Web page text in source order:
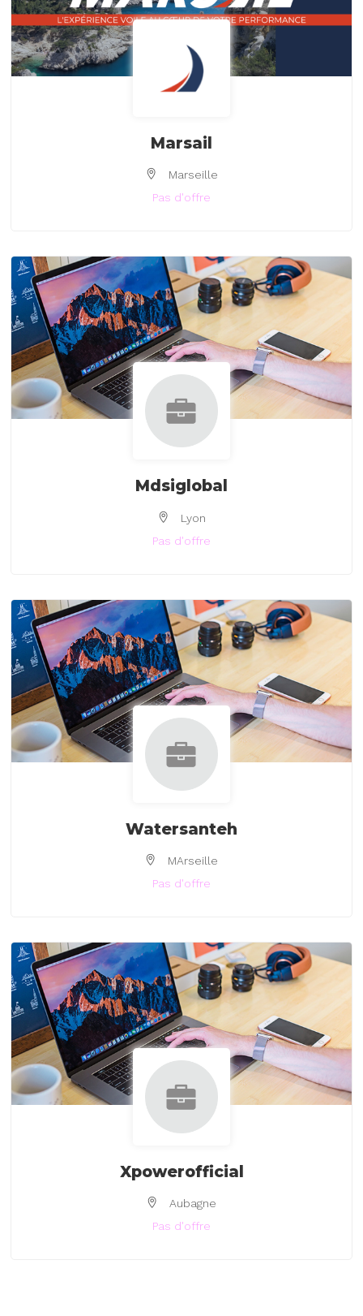
Marsail
Marseille
Pas d'offre
Mdsiglobal
Lyon
Pas d'offre
Watersanteh
MArseille
Pas d'offre
Xpowerofficial
Aubagne
Pas d'offre